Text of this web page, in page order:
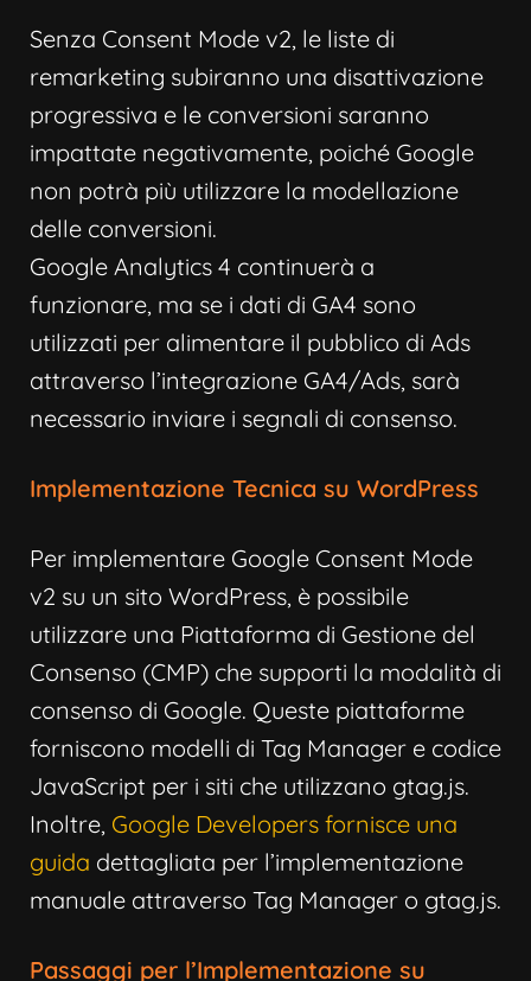
Senza Consent Mode v2, le liste di
remarketing subiranno una disattivazione
progressiva e le conversioni saranno
impattate negativamente, poiché Google
non potrà più utilizzare la modellazione
delle conversioni.
Google Analytics 4 continuerà a
funzionare, ma se i dati di GA4 sono
utilizzati per alimentare il pubblico di Ads
attraverso l’integrazione GA4/Ads, sarà
necessario inviare i segnali di consenso.
Implementazione Tecnica su WordPress
Per implementare Google Consent Mode
v2 su un sito WordPress, è possibile
utilizzare una Piattaforma di Gestione del
Consenso (CMP) che supporti la modalità di
consenso di Google. Queste piattaforme
forniscono modelli di Tag Manager e codice
JavaScript per i siti che utilizzano gtag.js.
Inoltre, Google Developers fornisce una
guida dettagliata per l’implementazione
manuale attraverso Tag Manager o gtag.js.
Passaggi per l’Implementazione su